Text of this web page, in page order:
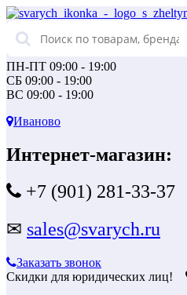
ПН-ПТ 09:00 - 19:00
СБ 09:00 - 19:00
ВС 09:00 - 19:00
Иваново
Интернет-магазин:
+7 (901) 281-33-37
✉ sales@svarych.ru
Заказать звонок
Скидки для юридических лиц!